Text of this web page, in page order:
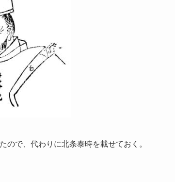
ので、代わりに北条泰時を載せておく。